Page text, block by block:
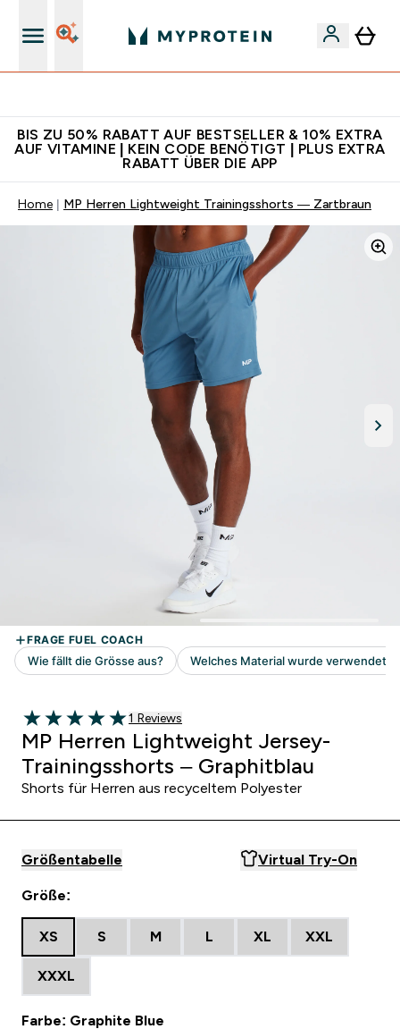
BIS ZU 50% RABATT AUF BESTSELLER & 10% EXTRA
AUF VITAMINE | KEIN CODE BENÖTIGT | PLUS EXTRA
RABATT ÜBER DIE APP
Home MP Herren Lightweight Trainingsshorts — Zartbraun
5 out of 5 stars
1 customer reviews
1 Reviews
MP Herren Lightweight Jersey-
Trainingsshorts – Graphitblau
Shorts für Herren aus recyceltem Polyester
Größentabelle Virtual Try-On
Größe:
XS S M L XL XXL
XXXL
Farbe: Graphite Blue